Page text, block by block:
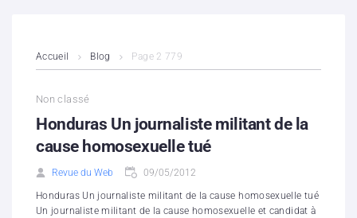
Nous soutenir
Boutique
Partenaires
Accueil Blog Page 2 779
Non classé
Honduras Un journaliste militant de la
cause homosexuelle tué
Revue du Web 09/05/2012
Honduras Un journaliste militant de la cause homosexuelle tué
Un journaliste militant de la cause homosexuelle et candidat à